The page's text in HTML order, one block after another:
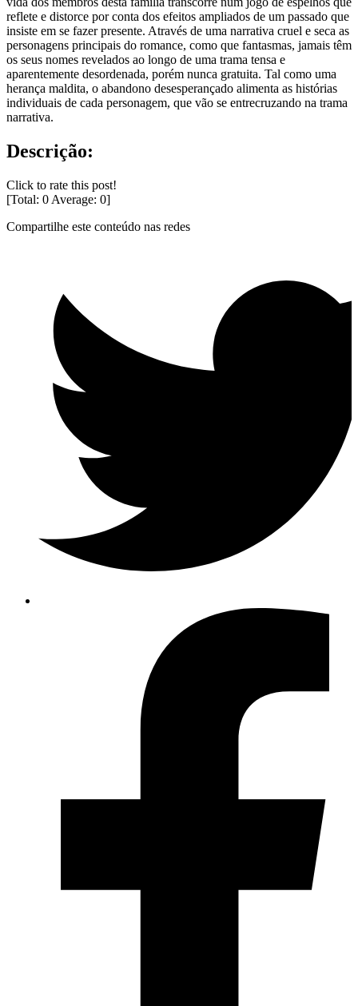
reflete e distorce por conta dos efeitos ampliados de um passado que
insiste em se fazer presente. Através de uma narrativa cruel e seca as
personagens principais do romance, como que fantasmas, jamais têm
os seus nomes revelados ao longo de uma trama tensa e
aparentemente desordenada, porém nunca gratuita. Tal como uma
herança maldita, o abandono desesperançado alimenta as histórias
individuais de cada personagem, que vão se entrecruzando na trama
narrativa.
Descrição:
Click to rate this post!
[Total: 0 Average: 0]
Compartilhe este conteúdo nas redes